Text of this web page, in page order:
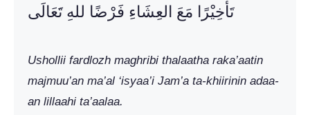
تَأخِيْرًا مَعَ العِشَاءِ فَرْضًا للهِ تََعَالَى
Ushollii fardlozh maghribi thalaatha raka’aatin
majmuu’an ma’al ‘isyaa’i Jam’a ta-khiirinin adaa-
an lillaahi ta’aalaa.